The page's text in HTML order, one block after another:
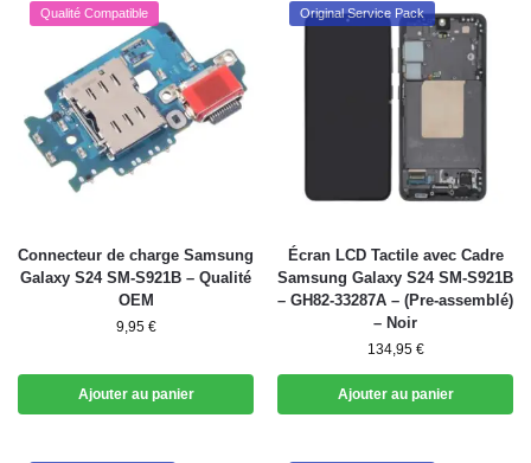
Qualité Compatible
Connecteur de charge Samsung
Galaxy S24 SM-S921B – Qualité
OEM
9,95 €
Ajouter au panier
Original Service Pack
Écran LCD Tactile avec Cadre
Samsung Galaxy S24 SM-S921B
– GH82-33287A – (Pre-assemblé)
– Noir
134,95 €
Ajouter au panier